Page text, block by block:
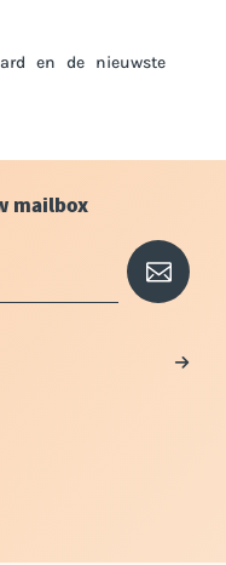
en de nieuwste
mailbox